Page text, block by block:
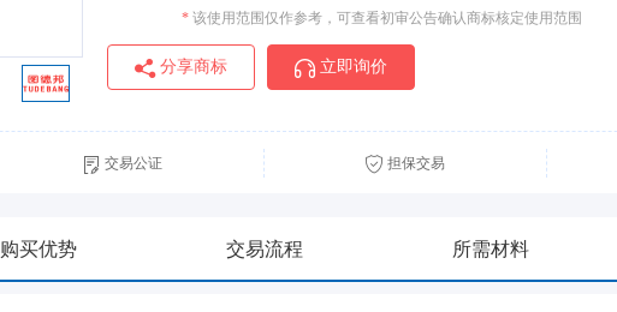
* 该使用范围仅作参考，可查看初审公告确认商标核定使用范围
分享商标
立即询价
交易公证 担保交易
购买优势 交易流程 所需材料